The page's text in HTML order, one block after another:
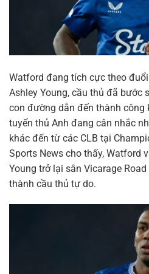
Watford đang tích cực theo
Ashley Young, cầu thủ đã bước
con đường dẫn đến thành công
tuyển thủ Anh đang cân nhắc
khác đến từ các CLB tại
Sports News cho thấy, Watford
Young trở lại sân Vicarage
thành cầu thủ tự do.